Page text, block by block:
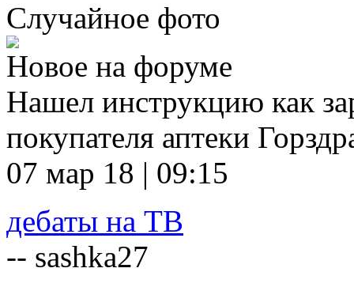
Случайное фото
Новое на форуме
Нашел инструкцию как
покупателя аптеки
07 мар 18 | 09:15
дебаты на ТВ
-- sashka27